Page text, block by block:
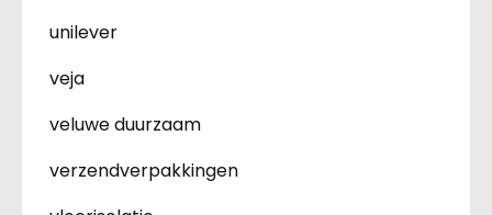
unilever
veja
veluwe duurzaam
verzendverpakkingen